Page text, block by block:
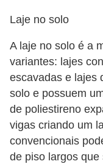
Laje no solo
A laje no solo é a
variantes: lajes
escavadas e lajes
solo e possuem
de poliestireno
vigas criando um
convencionais
de piso largos
e
r
e
f
o
r
m
a